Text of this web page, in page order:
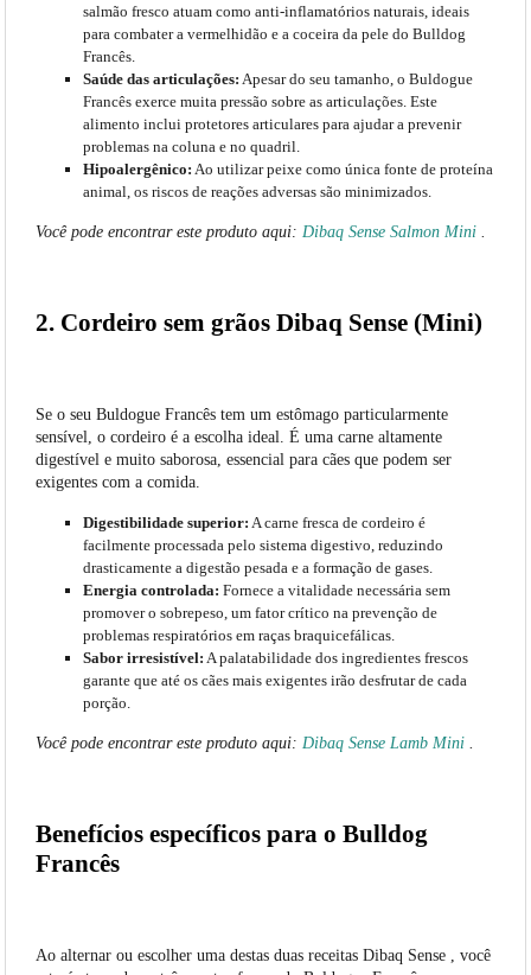
salmão fresco atuam como anti-inflamatórios naturais, ideais
para combater a vermelhidão e a coceira da pele do Bulldog
Francês.
Saúde das articulações: Apesar do seu tamanho, o Buldogue
Francês exerce muita pressão sobre as articulações. Este
alimento inclui protetores articulares para ajudar a prevenir
problemas na coluna e no quadril.
Hipoalergênico: Ao utilizar peixe como única fonte de proteína
animal, os riscos de reações adversas são minimizados.
Você pode encontrar este produto aqui:Dibaq Sense Salmon Mini .
2. Cordeiro sem grãos Dibaq Sense (Mini)
Se o seu Buldogue Francês tem um estômago particularmente
sensível, o cordeiro é a escolha ideal. É uma carne altamente
digestível e muito saborosa, essencial para cães que podem ser
exigentes com a comida.
Digestibilidade superior: A carne fresca de cordeiro é
facilmente processada pelo sistema digestivo, reduzindo
drasticamente a digestão pesada e a formação de gases.
Energia controlada: Fornece a vitalidade necessária sem
promover o sobrepeso, um fator crítico na prevenção de
problemas respiratórios em raças braquicefálicas.
Sabor irresistível: A palatabilidade dos ingredientes frescos
garante que até os cães mais exigentes irão desfrutar de cada
porção.
Você pode encontrar este produto aqui:Dibaq Sense Lamb Mini .
Benefícios específicos para o Bulldog
Francês
Ao alternar ou escolher uma destas duas receitas Dibaq Sense , você